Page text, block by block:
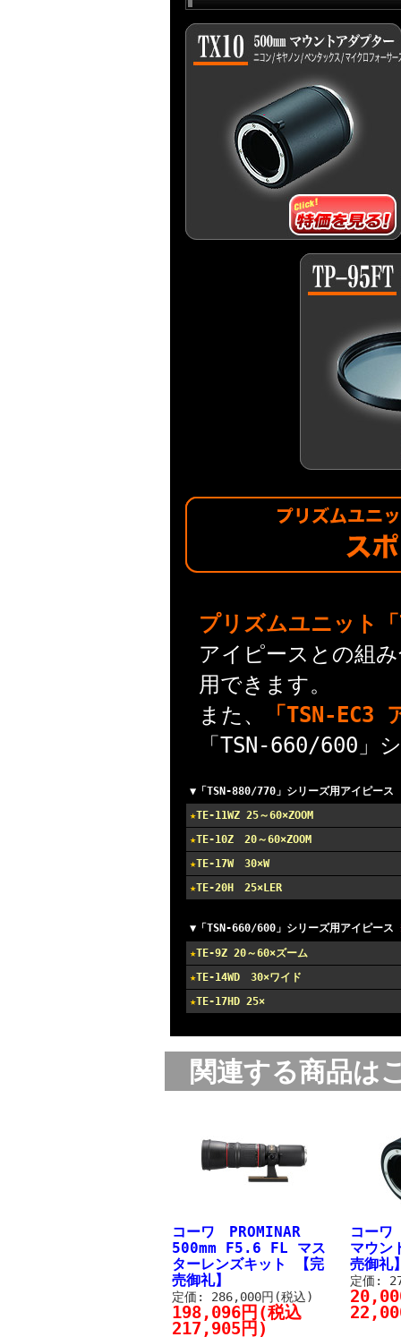
プリズムユニット
アイピースとの組
用できます。
また、
「TSN-EC3
「TSN-660/600」
▼「TSN-880/770」シリーズ用アイピース
★TE-11WZ 25～60×ZOOM
★TE-10Z 20～60×ZOOM
★TE-17W 30×W
★TE-20H 25×LER
▼「TSN-660/600」シリーズ用アイピース
★TE-9Z 20～60×ズーム
★TE-14WD 30×ワイド
★TE-17HD 25×
関連する商品は
コーワ PROMINAR
500mm F5.6 FL マス
ターレンズキット 【完
売御礼】
定価: 286,000円(税込)
198,096円(税込
217,905円)
コー
マウン
売御礼
定価: